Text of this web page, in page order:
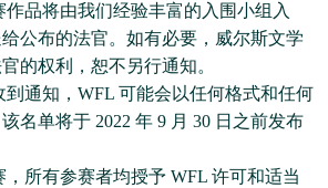
品将由我们经验丰富的入围小组入
公布的法官。如有必要，威尔斯文学
的权利，恕不另行通知。
通知，WFL 可能会以任何格式和任何
名单将于 2022 年 9 月 30 日之前发布
所有参赛者均授予 WFL 许可和适当